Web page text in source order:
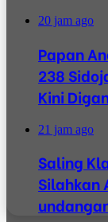
20 jam ago
Papan
238
Kini
21 jam ago
Saling
Silahkan